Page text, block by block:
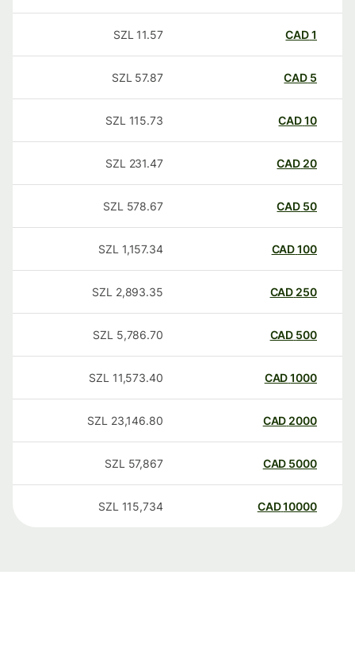
CAD
11.57
SZL
CAD
57.87
SZL
CAD
115.73
SZL
20
CAD
231.47
SZL
50
CAD
578.67
SZL
100
CAD
1,157.34
SZL
250
CAD
2,893.35
SZL
500
CAD
5,786.70
SZL
1000
CAD
11,573.40
SZL
2000
CAD
23,146.80
SZL
5000
CAD
57,867
SZL
10000
CAD
115,734
SZL